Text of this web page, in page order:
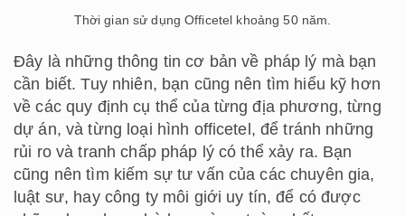
Thời gian sử dụng Officetel khoảng 50 năm.
Đây là những thông tin cơ bản về pháp lý mà bạn
cần biết. Tuy nhiên, bạn cũng nên tìm hiểu kỹ hơn
về các quy định cụ thể của từng địa phương, từng
dự án, và từng loại hình officetel, để tránh những
rủi ro và tranh chấp pháp lý có thể xảy ra. Bạn
cũng nên tìm kiếm sự tư vấn của các chuyên gia,
luật sư, hay công ty môi giới uy tín, để có được